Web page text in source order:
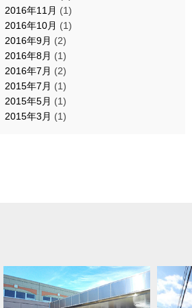
2016年11月 (1)
2016年10月 (1)
2016年9月 (2)
2016年8月 (1)
2016年7月 (2)
2015年7月 (1)
2015年5月 (1)
2015年3月 (1)